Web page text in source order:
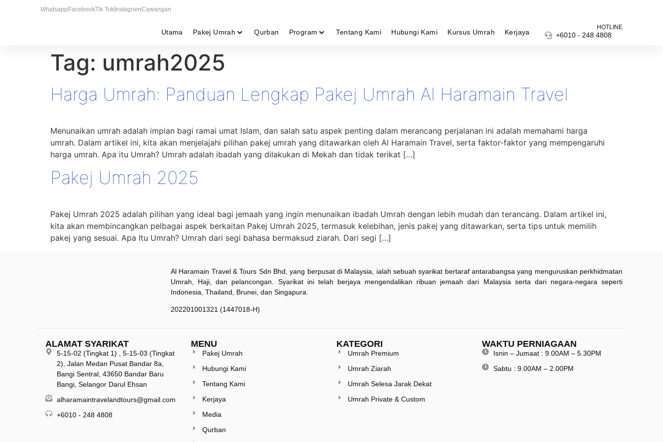
Whatsapp FacebookTik Tok InstagramCawangan
Utama Pakej Umrah Qurban Program Tentang Kami Hubungi Kami Kursus Umrah Kerjaya
HOTLINE
+6010 - 248 4808
Tag: umrah2025
Harga Umrah: Panduan Lengkap Pakej Umrah Al Haramain Travel
Menunaikan umrah adalah impian bagi ramai umat Islam, dan salah satu aspek penting dalam merancang perjalanan ini adalah memahami harga
umrah. Dalam artikel ini, kita akan menjelajahi pilihan pakej umrah yang ditawarkan oleh Al Haramain Travel, serta faktor-faktor yang mempengaruhi
harga umrah. Apa itu Umrah? Umrah adalah ibadah yang dilakukan di Mekah dan tidak terikat […]
Pakej Umrah 2025
Pakej Umrah 2025 adalah pilihan yang ideal bagi jemaah yang ingin menunaikan ibadah Umrah dengan lebih mudah dan terancang. Dalam artikel ini,
kita akan membincangkan pelbagai aspek berkaitan Pakej Umrah 2025, termasuk kelebihan, jenis pakej yang ditawarkan, serta tips untuk memilih
pakej yang sesuai. Apa Itu Umrah? Umrah dari segi bahasa bermaksud ziarah. Dari segi […]
Al Haramain Travel & Tours Sdn Bhd, yang berpusat di Malaysia, ialah sebuah syarikat bertaraf antarabangsa yang menguruskan perkhidmatan
Umrah, Haji, dan pelancongan. Syarikat ini telah berjaya mengendalikan ribuan jemaah dari Malaysia serta dari negara-negara seperti
Indonesia, Thailand, Brunei, dan Singapura.
202201001321 (1447018-H)
ALAMAT SYARIKAT
5-15-02 (Tingkat 1) , 5-15-03 (Tingkat
2), Jalan Medan Pusat Bandar 8a,
Bangi Sentral, 43650 Bandar Baru
Bangi, Selangor Darul Ehsan
alharamaintravelandtours@gmail.com
+6010 - 248 4808
MENU
Pakej Umrah
Hubungi Kami
Tentang Kami
Kerjaya
Media
Qurban
KATEGORI
Umrah Premium
Umrah Ziarah
Umrah Selesa Jarak Dekat
Umrah Private & Custom
WAKTU PERNIAGAAN
Isnin – Jumaat : 9.00AM – 5.30PM
Sabtu : 9.00AM – 2.00PM